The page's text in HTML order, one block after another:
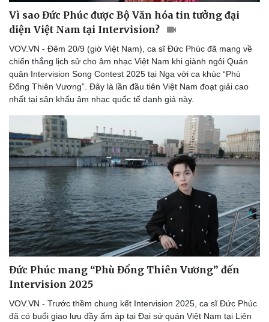
Vì sao Đức Phúc được Bộ Văn hóa tin tưởng đại
diện Việt Nam tại Intervision?
VOV.VN - Đêm 20/9 (giờ Việt Nam), ca sĩ Đức Phúc đã mang về
chiến thắng lịch sử cho âm nhạc Việt Nam khi giành ngôi Quán
quân Intervision Song Contest 2025 tại Nga với ca khúc “Phù
Đổng Thiên Vương”. Đây là lần đầu tiên Việt Nam đoạt giải cao
nhất tại sân khấu âm nhạc quốc tế danh giá này.
Đức Phúc mang “Phù Đổng Thiên Vương” đến
Intervision 2025
VOV.VN - Trước thềm chung kết Intervision 2025, ca sĩ Đức Phúc
đã có buổi giao lưu đầy ấm áp tại Đại sứ quán Việt Nam tại Liên